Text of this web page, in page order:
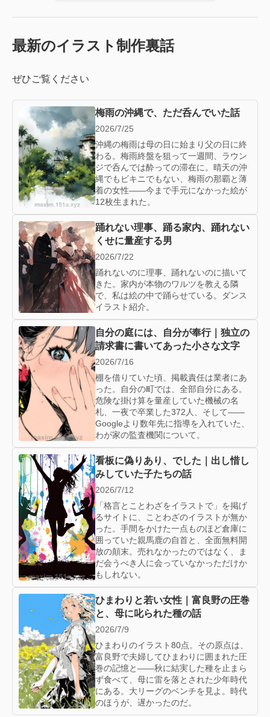
最新のイラスト制作裏話
ぜひご覧ください
梅雨の沖縄で、ただ呑んでいた話
2026/7/25
沖縄の梅雨は母の日に始まり父の日に終
わる。梅雨終盤を狙って一週間、ラウン
ジで呑んでは酔っての滞在に。晴天の沖
縄でもビキニでもない、梅雨の那覇と薄
着の女性——今まで手元になかった絵が
12枚生まれた。
踊れない理事、踊る家内、踊れない
くせに量産する男
2026/7/22
踊れないのに理事、踊れないのに描いて
きた。家内が本物のワルツを教える隣
で、私は絵の中で踊らせている。ダンス
イラスト紹介。
自分の庭には、自分が奉行｜独立の
請求書に書いてあった小さな文字
2026/7/16
棚を借りていた頃、掲載責任は業者にあ
った。自分の町では、全部自分にある。
危険な掛け算を量産していた機械の名
札、一夜で卒業した372人、そして——
Googleより数年先に指導を入れていた、
わが家の監査機関について。
看板に偽りあり、でした｜出し惜し
みしていた子たちの話
2026/7/12
「格言とことわざをイラストで」を掲げ
るサイトに、ことわざのイラストが無か
った。手間をかけた一点ものほど倉庫に
囲っていた親馬鹿の自首と、全面無料開
放の顛末。売れなかったのではなく、ま
だ会うべき人に会っていなかっただけか
もしれない。
ひまわりと若い女性｜富良野の圧巻
と、母に叱られた種の話
2026/7/9
ひまわりのイラスト80点。その原点は、
富良野で夫婦してひまわりに囲まれた圧
巻の記憶と——秋に結実した種を止まら
ず食べて、母に雷を落とされた少年時代
にある。大リーグのベンチを見よ。時代
のほうが、遅かったのだ。